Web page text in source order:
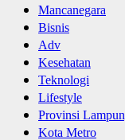
Mancanegara
Bisnis
Adv
Kesehatan
Teknologi
Lifestyle
Provinsi
Kota Metro